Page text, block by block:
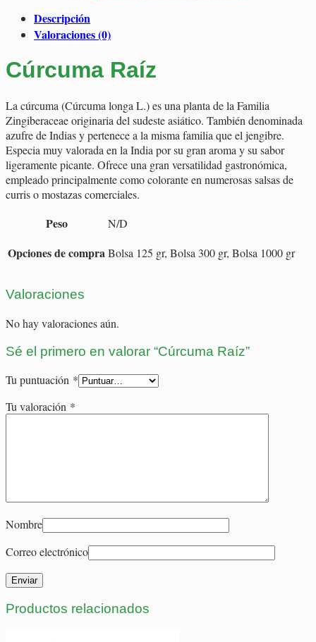
Descripción
Valoraciones (0)
Cúrcuma Raíz
La cúrcuma (Cúrcuma longa L.) es una planta de la Familia
Zingiberaceae originaria del sudeste asiático. También denominada
azufre de Indias y pertenece a la misma familia que el jengibre.
Especia muy valorada en la India por su gran aroma y su sabor
ligeramente picante. Ofrece una gran versatilidad gastronómica,
empleado principalmente como colorante en numerosas salsas de
curris o mostazas comerciales.
Peso N/D
Opciones de compraBolsa 125 gr, Bolsa 300 gr, Bolsa 1000 gr
Valoraciones
No hay valoraciones aún.
Sé el primero en valorar “Cúrcuma Raíz”
Tu puntuación *
Tu valoración *
Nombre
Correo electrónico
Productos relacionados